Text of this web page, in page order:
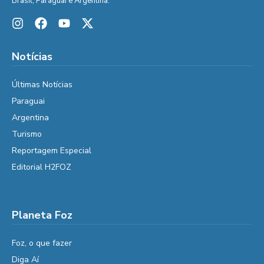
Notícias
Últimas Notícias
Paraguai
Argentina
Turismo
Reportagem Especial
Editorial H2FOZ
Planeta Foz
Foz, o que fazer
Diga Aí